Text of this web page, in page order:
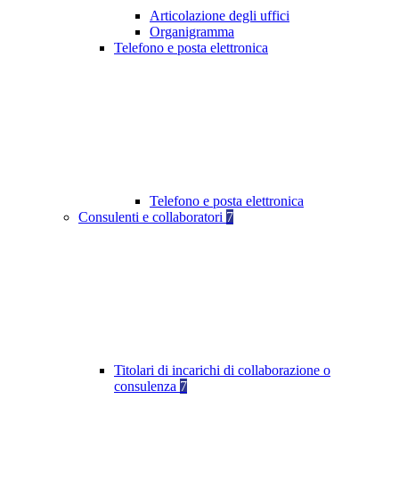
Articolazione degli uffici
Organigramma
Telefono e posta elettronica
Telefono e posta elettronica
Consulenti e collaboratori 7
Titolari di incarichi di collaborazione o
consulenza 7